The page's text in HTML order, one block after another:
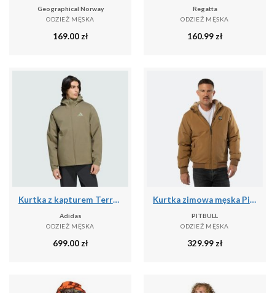
Geographical Norway
ODZIEŻ MĘSKA
169.00zł
Regatta
ODZIEŻ MĘSKA
160.99zł
Kurtka z kapturem Terrex Multi Essentials CLIMAPROOF Insulated
Adidas
ODZIEŻ MĘSKA
699.00zł
Kurtka zimowa męska Pitbull Elkwood 3 Sherpa Hooded
PITBULL
ODZIEŻ MĘSKA
329.99zł